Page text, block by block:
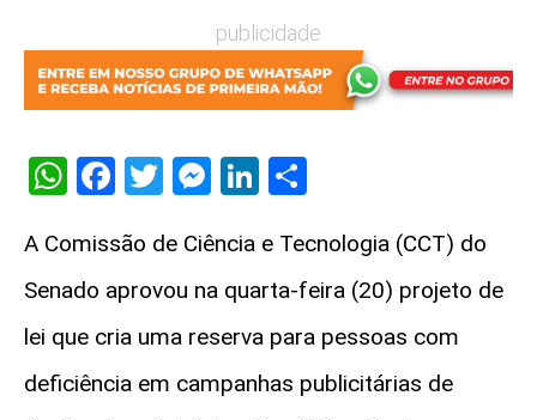
publicidade
WhatsApp
Facebook
Twitter
Messenger
LinkedIn
A Comissão de Ciência e Tecnologia (CCT) do
Senado aprovou na quarta-feira (20) projeto de
lei que cria uma reserva para pessoas com
deficiência em campanhas publicitárias de